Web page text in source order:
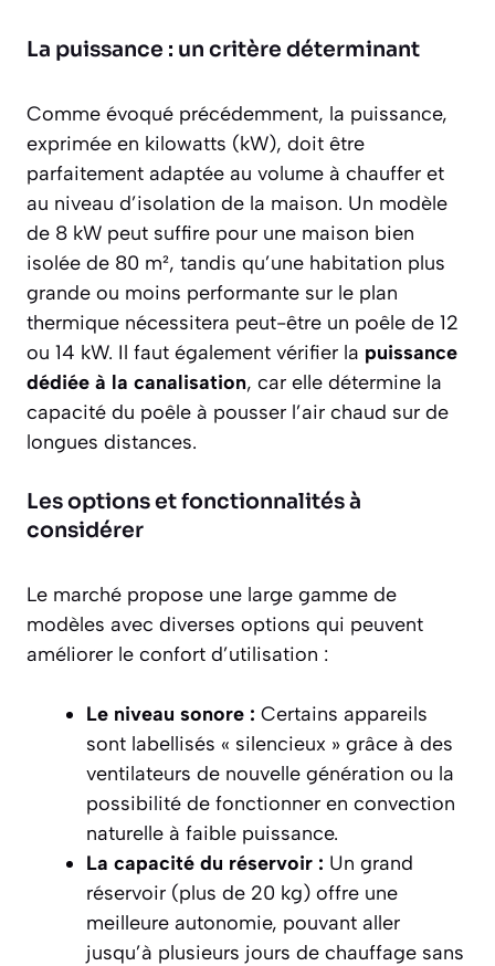
La puissance : un critère déterminant
Comme évoqué précédemment, la puissance,
exprimée en kilowatts (kW), doit être
parfaitement adaptée au volume à chauffer et
au niveau d’isolation de la maison. Un modèle
de 8 kW peut suffire pour une maison bien
isolée de 80 m², tandis qu’une habitation plus
grande ou moins performante sur le plan
thermique nécessitera peut-être un poêle de 12
ou 14 kW. Il faut également vérifier la puissance
dédiée à la canalisation, car elle détermine la
capacité du poêle à pousser l’air chaud sur de
longues distances.
Les options et fonctionnalités à
considérer
Le marché propose une large gamme de
modèles avec diverses options qui peuvent
améliorer le confort d’utilisation :
Le niveau sonore : Certains appareils
sont labellisés « silencieux » grâce à des
ventilateurs de nouvelle génération ou la
possibilité de fonctionner en convection
naturelle à faible puissance.
La capacité du réservoir : Un grand
réservoir (plus de 20 kg) offre une
meilleure autonomie, pouvant aller
jusqu’à plusieurs jours de chauffage sans